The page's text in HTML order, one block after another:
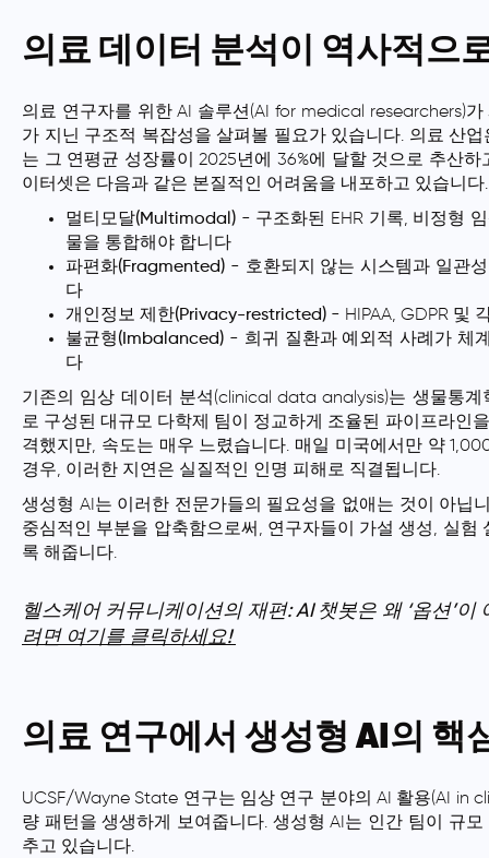
의료 데이터 분석이 역사적으
의료 연구자를 위한 AI 솔루션(AI for medical researchers)
가 지닌 구조적 복잡성을 살펴볼 필요가 있습니다. 의료 산
는 그 연평균 성장률이 2025년에 36%에 달할 것으로 추산
이터셋은 다음과 같은 본질적인 어려움을 내포하고 있습니다.
멀티모달(Multimodal) - 구조화된 EHR 기록, 비정형
물을 통합해야 합니다
파편화(Fragmented) - 호환되지 않는 시스템과 일관
다
개인정보 제한(Privacy-restricted) - HIPAA, GDPR 및
불균형(Imbalanced) - 희귀 질환과 예외적 사례가 체
다
기존의 임상 데이터 분석(clinical data analysis)는 생물통
로 구성된 대규모 다학제 팀이 정교하게 조율된 파이프라인
격했지만, 속도는 매우 느렸습니다. 매일 미국에서만 약
경우, 이러한 지연은 실질적인 인명 피해로 직결됩니다.
생성형 AI는 이러한 전문가들의 필요성을 없애는 것이 아닙
중심적인 부분을 압축함으로써, 연구자들이 가설 생성, 실
록 해줍니다.
헬스케어 커뮤니케이션의 재편: AI 챗봇은 왜 ‘옵션’이
려면 여기를 클릭하세요!
의료 연구에서 생성형 AI의 핵
UCSF/Wayne State 연구는 임상 연구 분야의 AI 활용(AI in
량 패턴을 생생하게 보여줍니다. 생성형 AI는 인간 팀이 규
추고 있습니다.